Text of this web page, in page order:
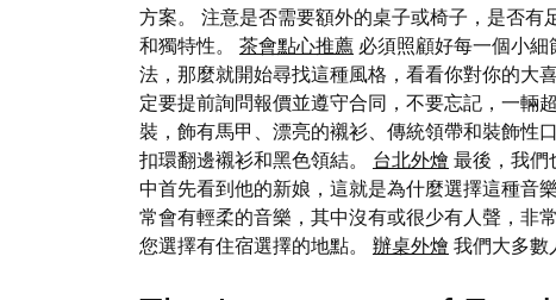
方案。 注意是否需要額外的桌子或椅子，是否
和獨特性。 茶會點心推薦 必須照顧好每一個小細
法，那麼就開始尋找這種風格，看看你對你的大
定要提前詢問報價並遵守合同，不要忘記，一輛
裝，飾有馬甲、漂亮的襯衫、傳統領帶和裝飾性
扣環翻邊襯衫和黑色領結。 台北外燴 最後，我們
中首先看到他的新娘，這就是為什麼選擇這種音
常會有輕柔的音樂，其中沒有或很少有人聲，非
您選擇有住宿選擇的地點。 辦桌外燴 我們大多數